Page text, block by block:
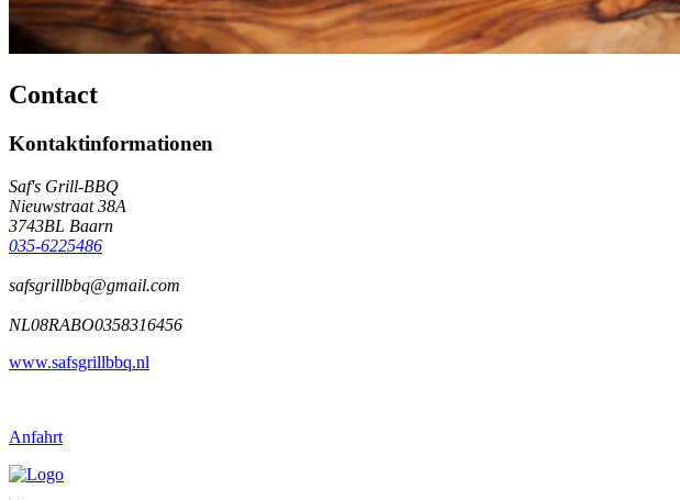
Contact
Kontaktinformationen
Saf's Grill-BBQ
Nieuwstraat 38A
3743BL Baarn
035-6225486
safsgrillbbq@gmail.com
NL08RABO0358316456
www.safsgrillbbq.nl
Anfahrt